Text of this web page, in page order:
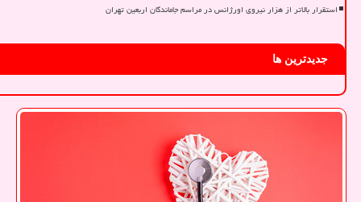
استقرار بالاتر از هزار نیروی اورژانس در مراسم جاماندگان اربعین تهران
جدیدترین ها